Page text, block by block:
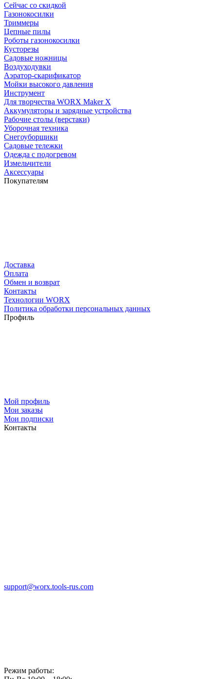
Сейчас со скидкой
Газонокосилки
Триммеры
Цепные пилы
Роботы газонокосилки
Кусторезы
Садовые ножницы
Воздуходувки
Аэратор-скарификатор
Мойки высокого давления
Инструмент
Для творчества WORX Maker X
Аккумуляторы и зарядные устройства
Рабочие столы (верстаки)
Уборочная техника
Снегоуборщики
Садовые тележки
Одежда с подогревом
Измельчители
Аксессуары
Покупателям
Доставка
Оплата
Обмен и возврат
Контакты
Технологии WORX
Политика обработки персональных данных
Профиль
Мой профиль
Мои заказы
Мои подписки
Контакты
support@worx.tools-rus.com
Режим работы: